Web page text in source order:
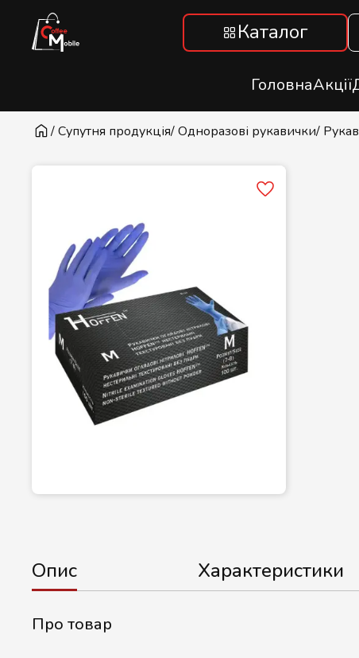
Каталог
ГоловнаАкції
/ Супутня продукція/ Одноразові рукавички/
Опис Характеристики
Про товар